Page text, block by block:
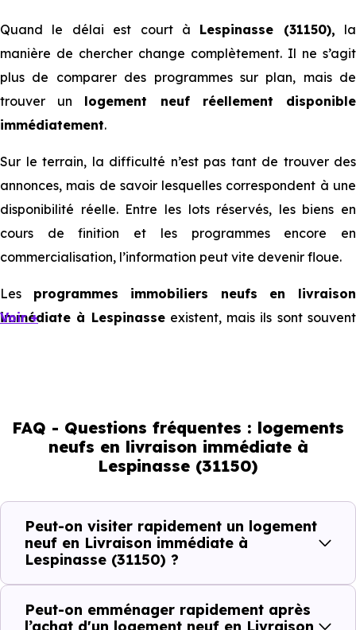
Quand le délai est court à Lespinasse (31150), la
manière de chercher change complètement. Il ne s’agit
plus de comparer des programmes sur plan, mais de
trouver un logement neuf réellement disponible
immédiatement.
Sur le terrain, la difficulté n’est pas tant de trouver des
annonces, mais de savoir lesquelles correspondent à une
disponibilité réelle. Entre les lots réservés, les biens en
cours de finition et les programmes encore en
commercialisation, l’information peut vite devenir floue.
Les programmes immobiliers neufs en livraison
immédiate à Lespinasseexistent, mais ils sont souvent
Livraison immédiate : ce que vous
pouvez réellement faire
concrète. Le logement neuf est là, vous pouvez le voir, et
le projet peut avancer rapidement.
Voir +
FAQ - Questions fréquentes : logements
neufs en livraison immédiate à
Lespinasse (31150)
Peut-on visiter rapidement un logement
neuf en Livraison immédiate à
Lespinasse (31150) ?
Peut-on emménager rapidement après